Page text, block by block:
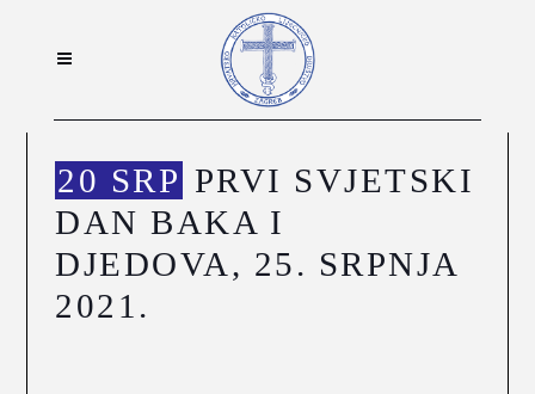
20 SRP PRVI SVJETSKI
DAN BAKA I
DJEDOVA, 25. SRPNJA
2021.